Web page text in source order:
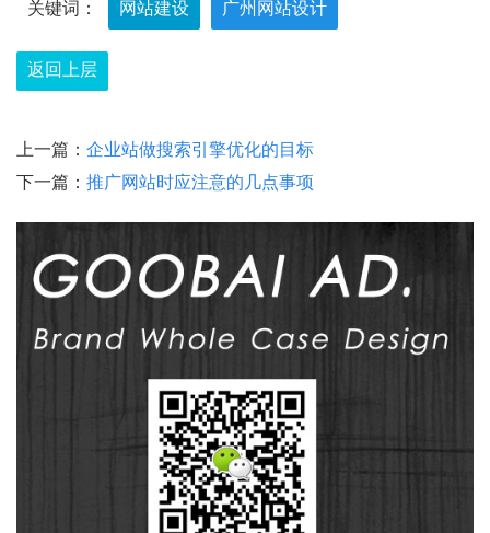
关键词： 网站建设 广州网站设计
返回上层
上一篇： 企业站做搜索引擎优化的目标
下一篇： 推广网站时应注意的几点事项